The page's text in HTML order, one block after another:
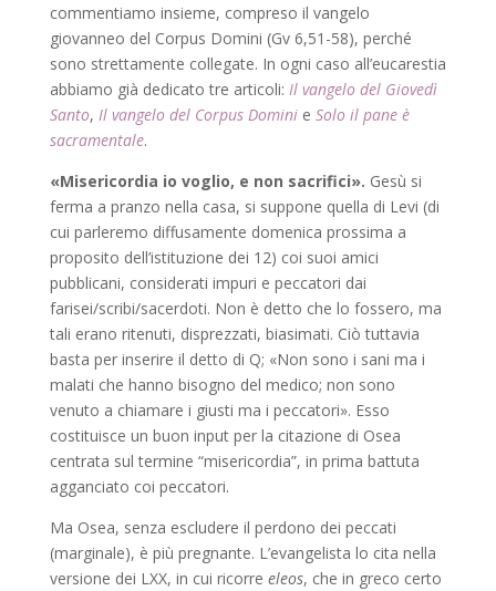
commentiamo insieme, compreso il vangelo
giovanneo del Corpus Domini (Gv 6,51-58), perché
sono strettamente collegate. In ogni caso all’eucarestia
abbiamo già dedicato tre articoli: Il vangelo del Giovedì
Santo, Il vangelo del Corpus Dominie Solo il pane è
sacramentale.
«Misericordia io voglio, e non sacrifici». Gesù si
ferma a pranzo nella casa, si suppone quella di Levi (di
cui parleremo diffusamente domenica prossima a
proposito dell’istituzione dei 12) coi suoi amici
pubblicani, considerati impuri e peccatori dai
farisei/scribi/sacerdoti. Non è detto che lo fossero, ma
tali erano ritenuti, disprezzati, biasimati. Ciò tuttavia
basta per inserire il detto di Q; «Non sono i sani ma i
malati che hanno bisogno del medico; non sono
venuto a chiamare i giusti ma i peccatori». Esso
costituisce un buon input per la citazione di Osea
centrata sul termine “misericordia”, in prima battuta
agganciato coi peccatori.
Ma Osea, senza escludere il perdono dei peccati
(marginale), è più pregnante. L’evangelista lo cita nella
versione dei LXX, in cui ricorre eleos, che in greco certo